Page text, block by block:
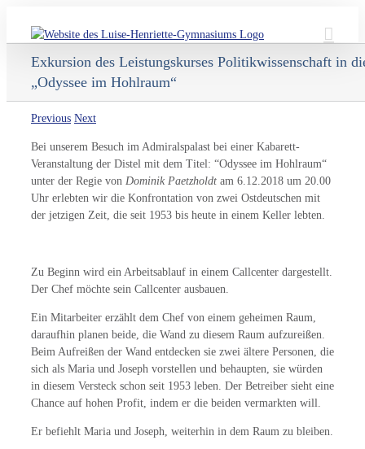
Exkursion des Leistungskurses Politikwissenschaft in
„Odyssee im Hohlraum“
Previous Next
Bei unserem Besuch im Admiralspalast bei einer Kabarett-
Veranstaltung der Distel mit dem Titel: “Odyssee im Hohlraum“
unter der Regie von Dominik Paetzholdt am 6.12.2018 um 20.00
Uhr erlebten wir die Konfrontation von zwei Ostdeutschen mit
der jetzigen Zeit, die seit 1953 bis heute in einem Keller lebten.
Zu Beginn wird ein Arbeitsablauf in einem Callcenter dargestellt.
Der Chef möchte sein Callcenter ausbauen.
Ein Mitarbeiter erzählt dem Chef von einem geheimen Raum,
daraufhin planen beide, die Wand zu diesem Raum aufzureißen.
Beim Aufreißen der Wand entdecken sie zwei ältere Personen, die
sich als Maria und Joseph vorstellen und behaupten, sie würden
in diesem Versteck schon seit 1953 leben. Der Betreiber sieht eine
Chance auf hohen Profit, indem er die beiden vermarkten will.
Er befiehlt Maria und Joseph, weiterhin in dem Raum zu bleiben.